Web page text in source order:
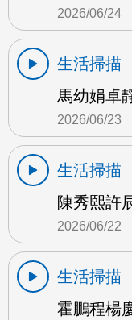
2026/06/24
生活掃描
馬幼娟卓
2026/06/23
生活掃描
陳秀熙許
2026/06/22
生活掃描
霍鵬程楊